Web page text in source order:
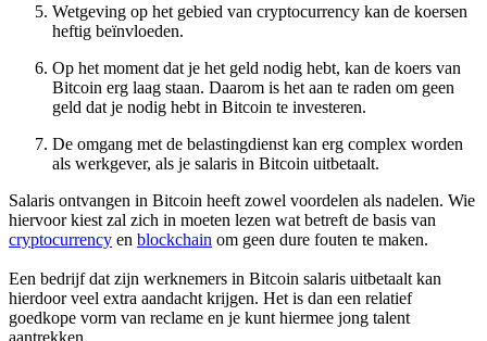
Wetgeving op het gebied van cryptocurrency kan de koersen
heftig beïnvloeden.
Op het moment dat je het geld nodig hebt, kan de koers van
Bitcoin erg laag staan. Daarom is het aan te raden om geen
geld dat je nodig hebt in Bitcoin te investeren.
De omgang met de belastingdienst kan erg complex worden
als werkgever, als je salaris in Bitcoin uitbetaalt.
Salaris ontvangen in Bitcoin heeft zowel voordelen als nadelen. Wie
hiervoor kiest zal zich in moeten lezen wat betreft de basis van
cryptocurrency en blockchain om geen dure fouten te maken.
Een bedrijf dat zijn werknemers in Bitcoin salaris uitbetaalt kan
hierdoor veel extra aandacht krijgen. Het is dan een relatief
goedkope vorm van reclame en je kunt hiermee jong talent
aantrekken.